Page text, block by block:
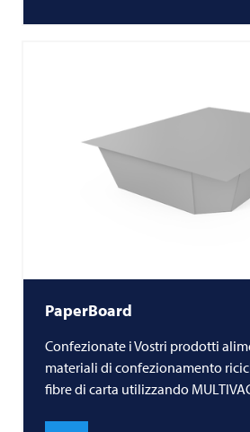
PaperBoard
Confezionate i Vostri prodotti
materiali di confezionamento
fibre di carta utilizzando